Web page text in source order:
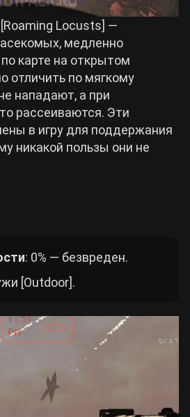
Locusts] —
медленно
карте на открытом
отличить по мягкому
нападают, а при
рассеиваются. Эти
в игру для поддержания
никакой пользы они не
: 0% — безвреден.
[Outdoor].